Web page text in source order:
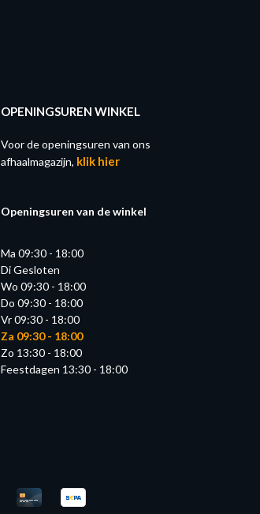
OPENINGSUREN WINKEL
Voor de openingsuren van ons
afhaalmagazijn, klik hier
Openingsuren van de winkel
Ma 09:30 - 18:00
Di Gesloten
Wo 09:30 - 18:00
Do 09:30 - 18:00
Vr 09:30 - 18:00
Za 09:30 - 18:00
Zo 13:30 - 18:00
Feestdagen 13:30 - 18:00